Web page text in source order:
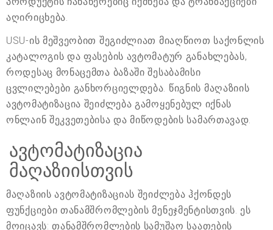
აღირიცხება.
USU-ის მეშვეობით შეგიძლიათ მიაღწიოთ საქონლის
კატალოგის და ფასების ავტომატურ განახლებას,
როდესაც მონაცემთა ბაზაში შესაბამისი
ცვლილებები განხორციელდება. წიგნის მაღაზიის
ავტომატიზაცია შეიძლება გამოყენებულ იქნას
ონლაინ შეკვეთებისა და მიწოდების სამართავად.
ავტომატიზაცია
მაღაზიისთვის
მაღაზიის ავტომატიზაციას შეიძლება ჰქონდეს
ფუნქციები თანამშრომლების მენეჯმენტისთვის. ეს
მოიცავს: თანამშრომლების სამუშაო საათების